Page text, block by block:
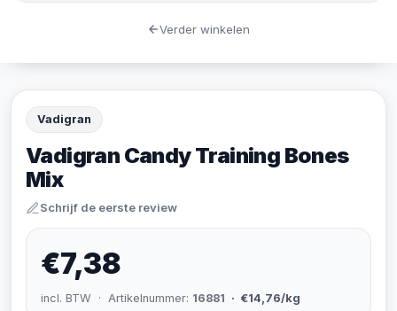
Vadigran
Vadigran Candy Training Bones
Mix
Schrijf de eerste review
€7,38
incl. BTW · Artikelnummer: 16881 · €14,76/kg
Verder winkelen